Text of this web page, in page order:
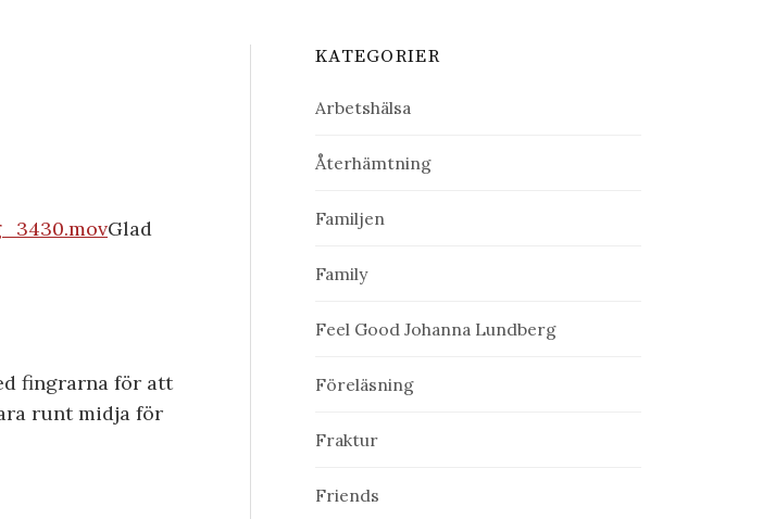
Glad
fingrarna för att
runt midja för
KATEGORIER
Arbetshälsa
Återhämtning
Familjen
Family
Feel Good Johanna Lundberg
Föreläsning
Fraktur
Friends